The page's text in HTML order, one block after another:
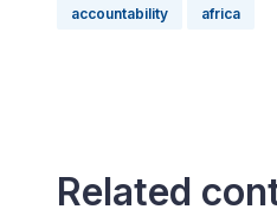
accountability africa
Related